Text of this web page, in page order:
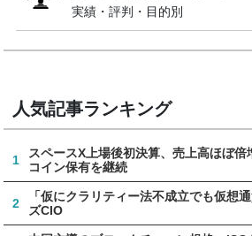
実績・評判・目的別
人気記事ランキング
1
スペースX上場後初決算、売上高ほぼ
コイン保有を継続
2
「仮にクラリティー法不成立でも仮想
ズCIO